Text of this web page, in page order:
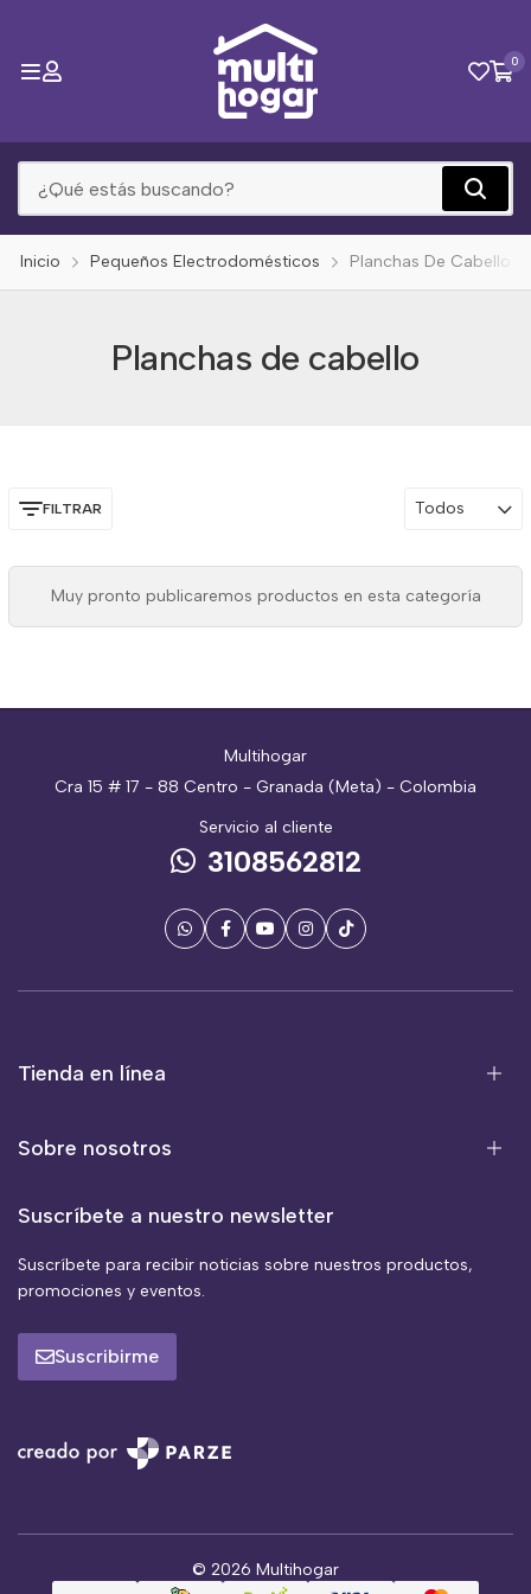
0
Inicio Pequeños Electrodomésticos Planchas De Cabello
Planchas de cabello
FILTRAR Todos
Muy pronto publicaremos productos en esta categoría
Multihogar
Cra 15 # 17 - 88 Centro - Granada (Meta) - Colombia
Servicio al cliente
3108562812
Tienda en línea
Sobre nosotros
Suscríbete a nuestro newsletter
Suscríbete para recibir noticias sobre nuestros productos,
promociones y eventos.
Suscribirme
© 2026 Multihogar